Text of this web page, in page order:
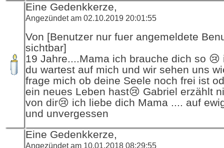
Eine Gedenkkerze,
Angezündet am 02.10.2019 20:01:55
Von [Benutzer nur fuer angemeldete
sichtbar]
19 Jahre....Mama ich brauche dich so 😢
du wartest auf mich und wir sehen uns
frage mich ob deine Seele noch frei ist
ein neues Leben hast😢 Gabriel erzählt
von dir😢 ich liebe dich Mama .... auf
und unvergessen
Eine Gedenkkerze,
Angezündet am 10.01.2018 08:29:55